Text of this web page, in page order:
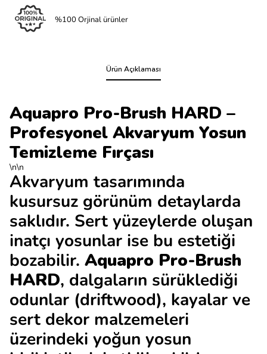
%100 Orjinal ürünler
Ürün Açıklaması
Aquapro Pro-Brush HARD –
Profesyonel Akvaryum Yosun
Temizleme Fırçası
\n\n
Akvaryum tasarımında
kusursuz görünüm detaylarda
saklıdır. Sert yüzeylerde oluşan
inatçı yosunlar ise bu estetiği
bozabilir. Aquapro Pro-Brush
HARD, dalgaların sürüklediği
odunlar (driftwood), kayalar ve
sert dekor malzemeleri
üzerindeki yoğun yosun